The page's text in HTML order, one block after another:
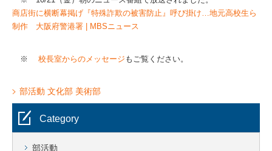
商店街に横断幕掲げ『特殊詐欺の被害防止』呼び掛け…地元高校生ら
制作 大阪府警港署 | MBSニュース
※ 校長室からのメッセージ もご覧ください。
部活動 文化部 美術部
Category
部活動